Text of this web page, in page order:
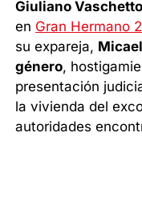
Giuliano Vaschetto
en Gran Hermano
su expareja,
género,
presentación
la vivienda del
autoridades